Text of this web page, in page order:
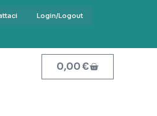
Login/Logout
0,00€